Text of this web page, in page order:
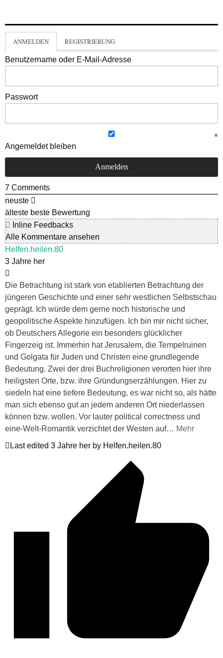
ANMELDEN REGISTRIERUNG
Benutzername oder E-Mail-Adresse
Passwort
Angemeldet bleiben
7 Comments
neuste
älteste beste Bewertung
Inline Feedbacks
Alle Kommentare ansehen
Helfen.heilen.80
3 Jahre her
Die Betrachtung ist stark von etablierten Betrachtung der
jüngeren Geschichte und einer sehr westlichen Selbstschau
geprägt. Ich würde dem gerne noch historische und
geopolitische Aspekte hinzufügen. Ich bin mir nicht sicher,
ob Deutschers Allegorie ein besonders glücklicher
Fingerzeig ist. Immerhin hat Jerusalem, die Tempelruinen
und Golgata für Juden und Christen eine grundlegende
Bedeutung. Zwei der drei Buchreligionen verorten hier ihre
heiligsten Orte, bzw. ihre Gründungserzählungen. Hier zu
siedeln hat eine tiefere Bedeutung, es war nicht so, als hätte
man sich ebenso gut an jedem anderen Ort niederlassen
können bzw. wollen. Vor lauter political correctness und
eine-Welt-Romantik verzichtet der Westen auf… Mehr
Last edited 3 Jahre her by Helfen.heilen.80